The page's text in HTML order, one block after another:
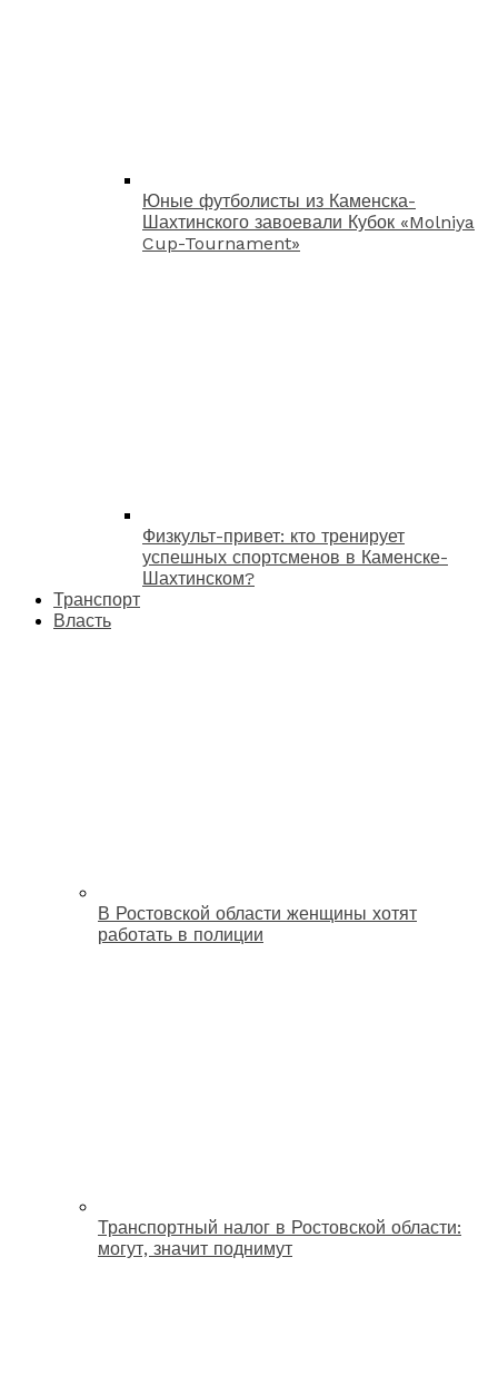
Юные футболисты из Каменска-
Шахтинского завоевали Кубок «Molniya
Cup-Tournament»
Физкульт-привет: кто тренирует
успешных спортсменов в Каменске-
Шахтинском?
Транспорт
Власть
В Ростовской области женщины хотят
работать в полиции
Транспортный налог в Ростовской области:
могут, значит поднимут